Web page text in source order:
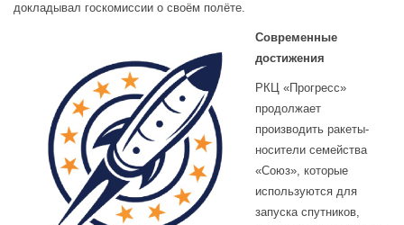
докладывал госкомиссии о своём полёте.
Современные
достижения
РКЦ «Прогресс»
продолжает
производить ракеты-
носители семейства
«Союз», которые
используются для
запуска спутников,